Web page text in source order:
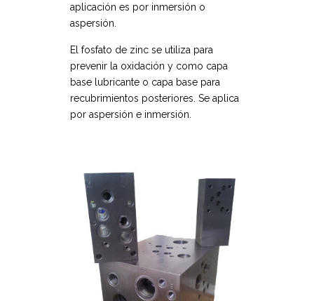
aplicación es por inmersión o
aspersión.
El fosfato de zinc se utiliza para
prevenir la oxidación y como capa
base lubricante o capa base para
recubrimientos posteriores. Se aplica
por aspersión e inmersión.